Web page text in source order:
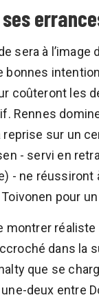
sera à
bonnes
coûteront les
Rennes
sur un
- servi en
- ne réussiront
pour
montrer
dans la
que se
une-deux entre